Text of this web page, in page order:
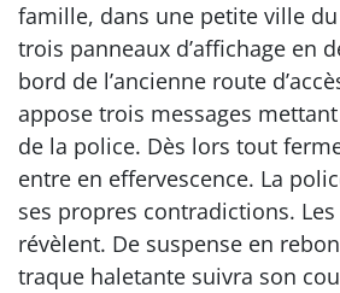
famille, dans une petite ville
trois panneaux d’affichage en
bord de l’ancienne route
appose trois messages
de la police. Dès lors tout
entre en effervescence. La
ses propres contradictions.
révèlent. De suspense en
traque haletante suivra son